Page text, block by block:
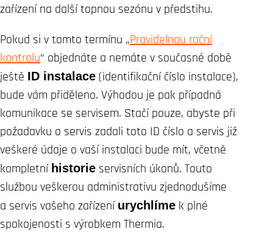
zařízení na další topnou sezónu v předstihu.
Pokud si v tomto termínu „Pravidelnou roční
kontrolu“ objednáte a nemáte v současné době
ještě ID instalace (identifikační číslo instalace),
bude vám přiděleno. Výhodou je pak případná
komunikace se servisem. Stačí pouze, abyste při
požadavku o servis zadali toto ID číslo a servis již
veškeré údaje o vaší instalaci bude mít, včetně
kompletní historie servisních úkonů. Touto
službou veškerou administrativu zjednodušíme
a servis vašeho zařízení urychlíme k plné
spokojenosti s výrobkem Thermia.